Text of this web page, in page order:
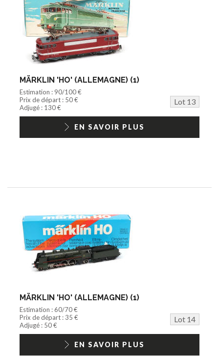
MÄRKLIN 'HO' (ALLEMAGNE) (1)
Estimation : 90/100 €
Prix de départ : 50 €
Lot 13
Adjugé : 130 €
EN SAVOIR PLUS
MÄRKLIN 'HO' (ALLEMAGNE) (1)
Estimation : 60/70 €
Prix de départ : 35 €
Lot 14
Adjugé : 50 €
EN SAVOIR PLUS